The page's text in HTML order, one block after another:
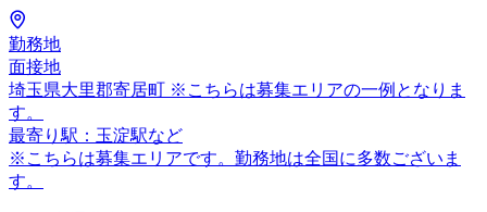
勤務地
面接地
埼玉県大里郡寄居町 ※こちらは募集エリアの一例となりま
す。
最寄り駅：玉淀駅など
※こちらは募集エリアです。勤務地は全国に多数ございま
す。